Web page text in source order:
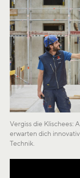
Vergiss die Klischees:
erwarten dich
Technik.